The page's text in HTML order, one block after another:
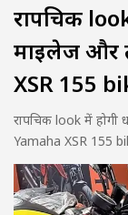
रापचिक
माइलेज और
XSR 155
रापचिक look में होगी
Yamaha XSR 155